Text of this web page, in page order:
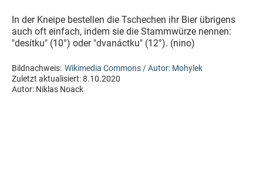
In der Kneipe bestellen die Tschechen ihr Bier übrigens
auch oft einfach, indem sie die Stammwürze nennen:
"desítku" (10°) oder "dvanáctku" (12°). (nino)
Bildnachweis: Wikimedia Commons / Autor: Mohylek
Zuletzt aktualisiert:8.10.2020
Autor: Niklas Noack